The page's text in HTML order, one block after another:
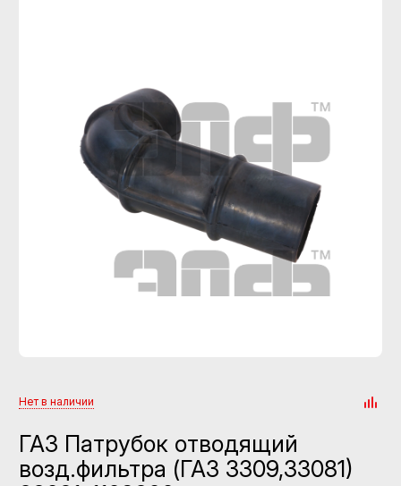
Нет в наличии
ГАЗ Патрубок отводящий
возд.фильтра (ГАЗ 3309,33081)